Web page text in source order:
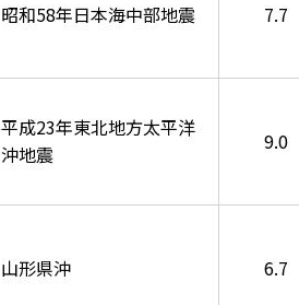
昭和58年日本海中部地震 7.7
平成23年東北地方太平洋
沖地震
9.0
山形県沖 6.7